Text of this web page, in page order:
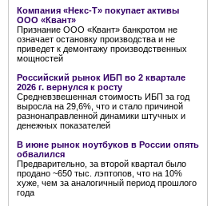
Компания «Некс-Т» покупает активы
ООО «Квант»
Признание ООО «Квант» банкротом не
означает остановку производства и не
приведет к демонтажу производственных
мощностей
Российский рынок ИБП во 2 квартале
2026 г. вернулся к росту
Средневзвешенная стоимость ИБП за год
выросла на 29,6%, что и стало причиной
разнонаправленной динамики штучных и
денежных показателей
В июне рынок ноутбуков в России опять
обвалился
Предварительно, за второй квартал было
продано ~650 тыс. лэптопов, что на 10%
хуже, чем за аналогичный период прошлого
года